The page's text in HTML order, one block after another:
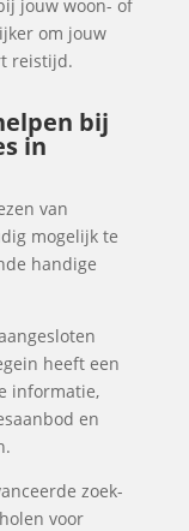
jouw woon- of
om jouw
reistijd.
bij
in
van
mogelijk te
handige
heeft een
informatie,
en
zoek-
voor